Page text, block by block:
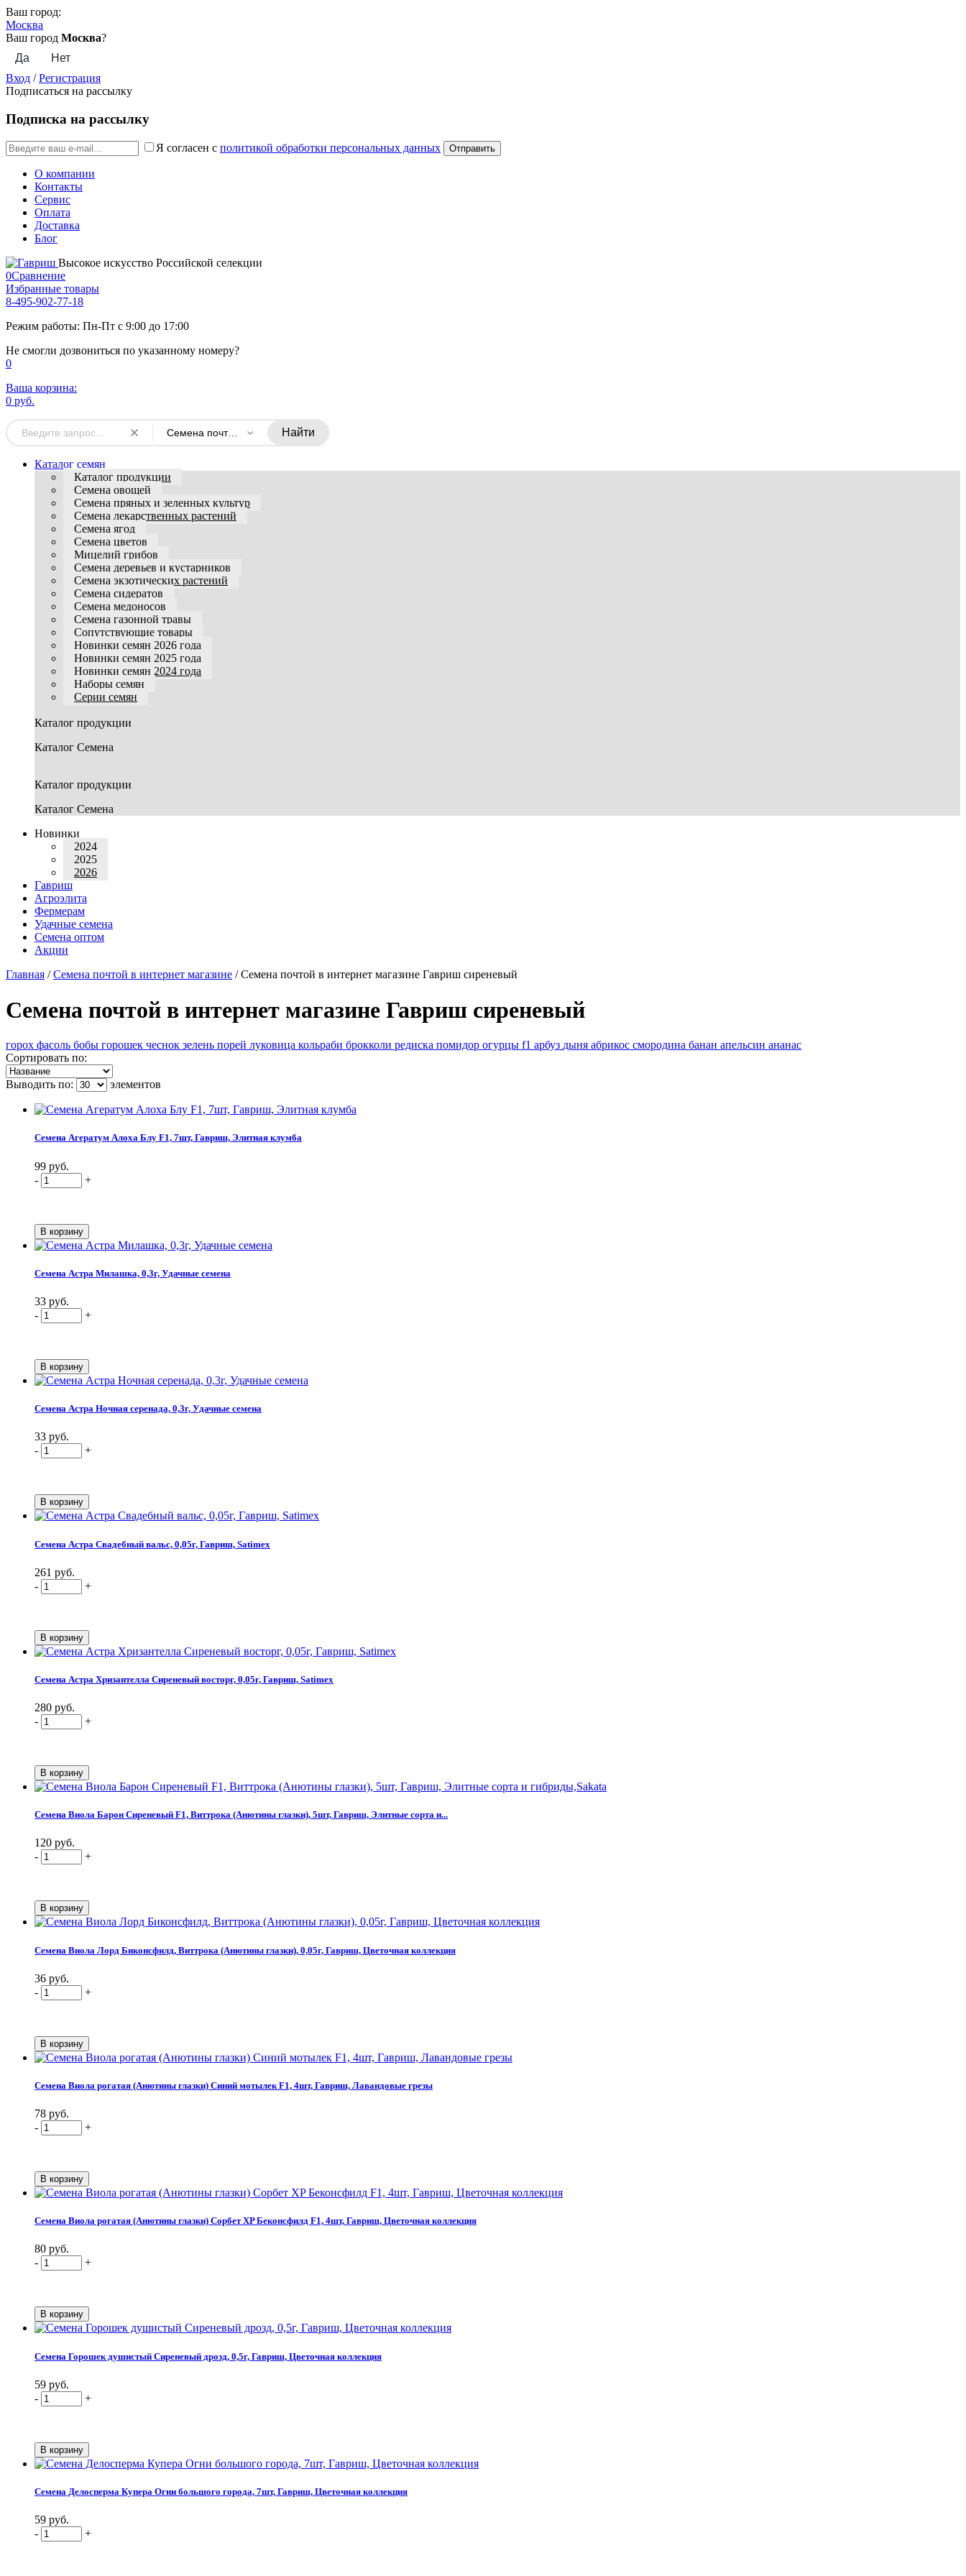
Ваш город:
Москва
Ваш город Москва?
Вход /Регистрация
Подписаться на рассылку
Подписка на рассылку
Я согласен с политикой обработки персональных данных
О компании
Контакты
Сервис
Оплата
Доставка
Блог
Высокое искусство Российской селекции
0Сравнение
Избранные товары
8-495-902-77-18
Режим работы: Пн-Пт с 9:00 до 17:00
Не смогли дозвониться по указанному номеру?
0
Ваша корзина:
0 руб.
Семена почтой в интернет магазине Найти
Каталог семян
Каталог продукции
Семена овощей
Семена пряных и зеленных культур
Семена лекарственных растений
Семена ягод
Семена цветов
Мицелий грибов
Семена деревьев и кустарников
Семена экзотических растений
Семена сидератов
Семена медоносов
Семена газонной травы
Сопутствующие товары
Новинки семян 2026 года
Новинки семян 2025 года
Новинки семян 2024 года
Наборы семян
Серии семян
Каталог продукции
Каталог Семена
Каталог продукции
Каталог Семена
Новинки
2024
2025
2026
Гавриш
Агроэлита
Фермерам
Удачные семена
Семена оптом
Акции
Главная /Семена почтой в интернет магазине /Семена почтой в интернет магазине Гавриш сиреневый
Семена почтой в интернет магазине Гавриш сиреневый
горох фасоль бобы горошек чеснок зелень порей луковица кольраби брокколи редиска помидор огурцы f1 арбуз дыня абрикос смородина банан апельсин ананас
Сортировать по:
Выводить по: элементов
Семена Агератум Алоха Блу F1, 7шт, Гавриш, Элитная клумба
99 руб.
-
+
Семена Астра Милашка, 0,3г, Удачные семена
33 руб.
-
+
Семена Астра Ночная серенада, 0,3г, Удачные семена
33 руб.
-
+
Семена Астра Свадебный вальс, 0,05г, Гавриш, Satimex
261 руб.
-
+
Семена Астра Хризантелла Сиреневый восторг, 0,05г, Гавриш, Satimex
280 руб.
-
+
Семена Виола Барон Сиреневый F1, Виттрока (Анютины глазки), 5шт, Гавриш, Элитные сорта и...
120 руб.
-
+
Семена Виола Лорд Биконсфилд, Виттрока (Анютины глазки), 0,05г, Гавриш, Цветочная коллекция
36 руб.
-
+
Семена Виола рогатая (Анютины глазки) Синий мотылек F1, 4шт, Гавриш, Лавандовые грезы
78 руб.
-
+
Семена Виола рогатая (Анютины глазки) Сорбет XP Беконсфилд F1, 4шт, Гавриш, Цветочная коллекция
80 руб.
-
+
Семена Горошек душистый Сиреневый дрозд, 0,5г, Гавриш, Цветочная коллекция
59 руб.
-
+
Семена Делосперма Купера Огни большого города, 7шт, Гавриш, Цветочная коллекция
59 руб.
-
+